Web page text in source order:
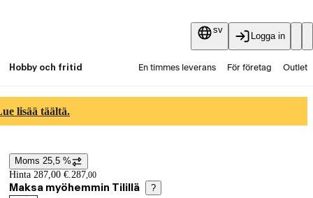
sv
Logga in
Hobby och fritid En timmes leverans För företag Outlet
lisää täältä.
Prisinformation
Moms 25,5 %
Hinta 287,00 €. 287,00
Maksa myöhemmin Tilillä ?